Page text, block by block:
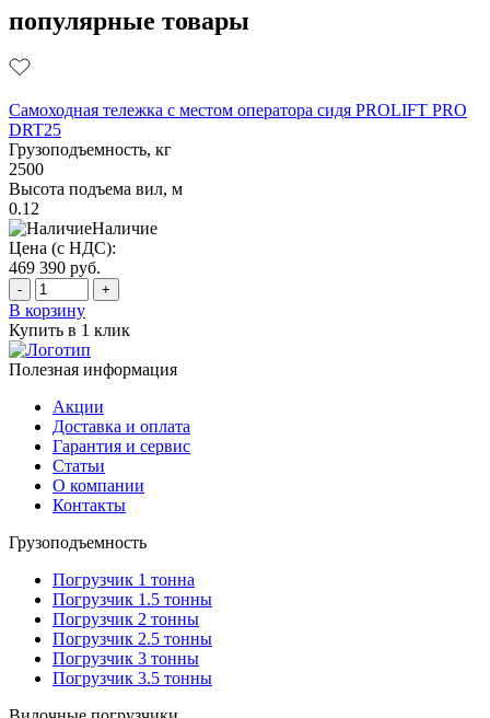
популярные товары
Самоходная тележка с местом оператора сидя PROLIFT PRO
DRT25
Грузоподъемность, кг
2500
Высота подъема вил, м
0.12
Наличие
Цена (с НДС):
469 390 руб.
- +
В корзину
Купить в 1 клик
Полезная информация
Акции
Доставка и оплата
Гарантия и сервис
Статьи
О компании
Контакты
Грузоподъемность
Погрузчик 1 тонна
Погрузчик 1.5 тонны
Погрузчик 2 тонны
Погрузчик 2.5 тонны
Погрузчик 3 тонны
Погрузчик 3.5 тонны